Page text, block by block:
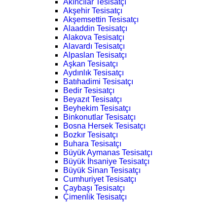
Akıncılar Tesisatçı
Akşehir Tesisatçı
Akşemsettin Tesisatçı
Alaaddin Tesisatçı
Alakova Tesisatçı
Alavardı Tesisatçı
Alpaslan Tesisatçı
Aşkan Tesisatçı
Aydınlık Tesisatçı
Batıhadimi Tesisatçı
Bedir Tesisatçı
Beyazıt Tesisatçı
Beyhekim Tesisatçı
Binkonutlar Tesisatçı
Bosna Hersek Tesisatçı
Bozkır Tesisatçı
Buhara Tesisatçı
Büyük Aymanas Tesisatçı
Büyük İhsaniye Tesisatçı
Büyük Sinan Tesisatçı
Cumhuriyet Tesisatçı
Çaybaşı Tesisatçı
Çimenlik Tesisatçı